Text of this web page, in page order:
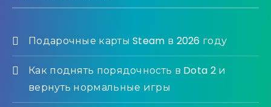
Подарочные карты Steam в 2026 году
Как поднять порядочность в Dota 2 и
вернуть нормальные игры